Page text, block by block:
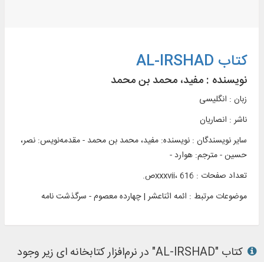
کتاب AL-IRSHAD
نویسنده : مفید، محمد بن محمد
زبان : انگلیسی
ناشر : انصاريان
سایر نویسندگان : نویسنده: مفید، محمد بن محمد - مقدمهنويس: نصر،
حسین - مترجم: هوارد -
تعداد صفحات : xxxvii، 616ص.
موضوعات مرتبط : ائمه اثناعشر | چهارده معصوم - سرگذشت نامه
کتاب "AL-IRSHAD" در نرم‌افزار کتابخانه ای زیر وجود